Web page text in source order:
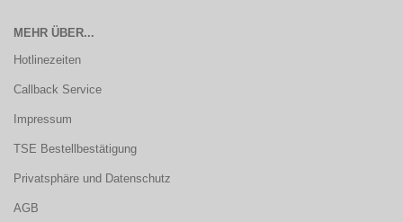
MEHR ÜBER...
Hotlinezeiten
Callback Service
Impressum
TSE Bestellbestätigung
Privatsphäre und Datenschutz
AGB